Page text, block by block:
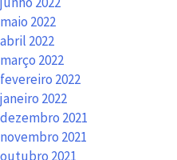
maio 2022
abril 2022
março 2022
fevereiro 2022
janeiro 2022
dezembro 2021
novembro 2021
outubro 2021